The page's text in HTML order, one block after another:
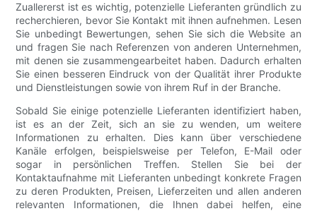
Zuallererst ist es wichtig, potenzielle Lieferanten gründlich zu
recherchieren, bevor Sie Kontakt mit ihnen aufnehmen. Lesen
Sie unbedingt Bewertungen, sehen Sie sich die Website an
und fragen Sie nach Referenzen von anderen Unternehmen,
mit denen sie zusammengearbeitet haben. Dadurch erhalten
Sie einen besseren Eindruck von der Qualität ihrer Produkte
und Dienstleistungen sowie von ihrem Ruf in der Branche.
Sobald Sie einige potenzielle Lieferanten identifiziert haben,
ist es an der Zeit, sich an sie zu wenden, um weitere
Informationen zu erhalten. Dies kann über verschiedene
Kanäle erfolgen, beispielsweise per Telefon, E-Mail oder
sogar in persönlichen Treffen. Stellen Sie bei der
Kontaktaufnahme mit Lieferanten unbedingt konkrete Fragen
zu deren Produkten, Preisen, Lieferzeiten und allen anderen
relevanten Informationen, die Ihnen dabei helfen, eine